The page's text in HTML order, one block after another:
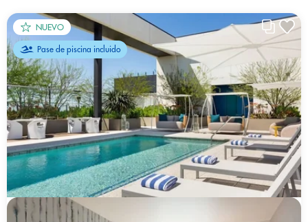
NUEVO
Pase de piscina incluido